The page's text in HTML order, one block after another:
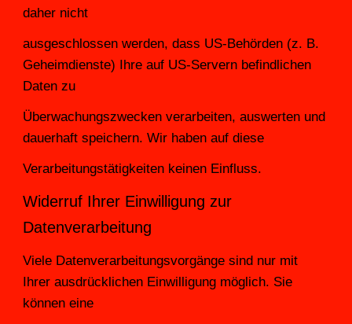
daher nicht
ausgeschlossen werden, dass US-Behörden (z. B.
Geheimdienste) Ihre auf US-Servern befindlichen
Daten zu
Überwachungszwecken verarbeiten, auswerten und
dauerhaft speichern. Wir haben auf diese
Verarbeitungstätigkeiten keinen Einfluss.
Widerruf Ihrer Einwilligung zur
Datenverarbeitung
Viele Datenverarbeitungsvorgänge sind nur mit
Ihrer ausdrücklichen Einwilligung möglich. Sie
können eine